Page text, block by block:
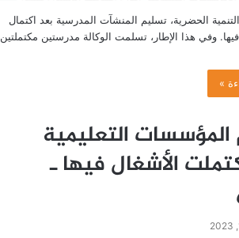
الحضرية، تسليم المنشآت المدرسية بعد اكتمال
وفي هذا الإطار، تسلمت الوكالة مدرستين مكتملتين
»
التعليمية
الأشغال فيها ـ